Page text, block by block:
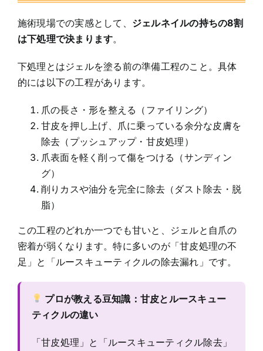
施術現場での実感として、 ジェルネイルの持ちの8割
は下処理で決まります。
下処理とはジェルを塗る前の準備工程のこと。具体
的には以下の工程があります。
爪の長さ・形を整える（ファイリング）
甘皮を押し上げ、爪に乗っている余分な皮膚を
除去（プッシュアップ・甘皮処理）
爪表面を軽く削って傷をつける（サンディン
グ）
削りカスや油分を完全に除去（ダスト除去・脱
脂）
この工程のどれか一つでも甘いと、ジェルと自爪の
密着が弱くなります。特に多いのが「甘皮処理の不
足」と「ルースキューティクルの除去漏れ」です。
プロが教える豆知識：甘皮とルースキュー
ティクルの違い
「甘皮処理」と「ルースキューティクル除去」